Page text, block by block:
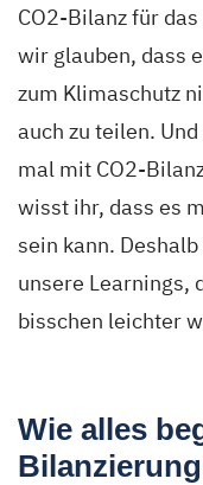
CO2-Bilanz für
wir glauben, dass
zum Klimaschutz
auch zu teilen.
mal mit CO2-
wisst ihr, dass es
sein kann.
unsere Learnings,
bisschen leichter
Wie alles